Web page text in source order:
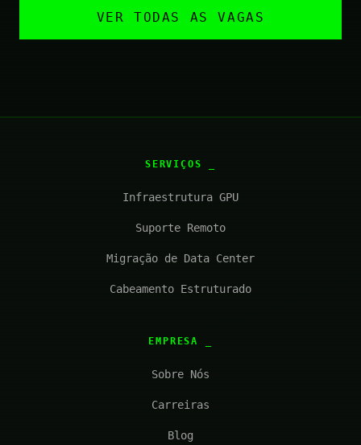
VER TODAS AS VAGAS
SERVIÇOS
Infraestrutura GPU
Suporte Remoto
Migração de Data Center
Cabeamento Estruturado
EMPRESA
Sobre Nós
Carreiras
Blog